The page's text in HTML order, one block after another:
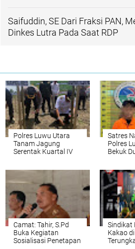
Saifuddin, SE Dari Fraksi PAN,
Dinkes Lutra Pada Saat RDP
Polres Luwu Utara
Tanam Jagung
Serentak Kuartal IV
Swasembada Pangan
Nasional
Satres
Polres
Bekuk
Camat: Tahir, S.Pd
Buka Kegiatan
Sosialisasi Penetapan
Sindikat
Kakao